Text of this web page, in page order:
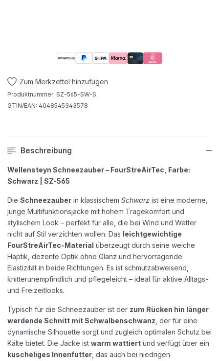
Zum Merkzettel hinzufügen
Produktnummer: SZ-565-SW-S
GTIN/EAN: 4048545343578
Beschreibung
Wellensteyn Schneezauber – FourStreAirTec, Farbe:
Schwarz | SZ-565
Die Schneezauber in klassischem Schwarz ist eine moderne,
junge Multifunktionsjacke mit hohem Tragekomfort und
stylischem Look – perfekt für alle, die bei Wind und Wetter
nicht auf Stil verzichten wollen. Das leichtgewichtige
FourStreAirTec-Material überzeugt durch seine weiche
Haptik, dezente Optik ohne Glanz und hervorragende
Elastizität in beide Richtungen. Es ist schmutzabweisend,
knitterunempfindlich und pflegeleicht – ideal für aktive Alltags-
und Freizeitlooks.
Typisch für die Schneezauber ist der zum Rücken hin länger
werdende Schnitt mit Schwalbenschwanz , der für eine
dynamische Silhouette sorgt und zugleich optimalen Schutz bei
Kälte bietet. Die Jacke ist warm wattiert und verfügt über ein
kuscheliges Innenfutter , das auch bei niedrigen